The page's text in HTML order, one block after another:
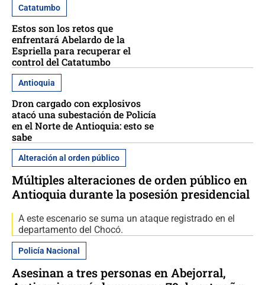
Catatumbo
Estos son los retos que
enfrentará Abelardo de la
Espriella para recuperar el
control del Catatumbo
Antioquia
Dron cargado con explosivos
atacó una subestación de Policía
en el Norte de Antioquia: esto se
sabe
Alteración al orden público
Múltiples alteraciones de orden público en
Antioquia durante la posesión presidencial
A este escenario se suma un ataque registrado en el
departamento del Chocó.
Policía Nacional
Asesinan a tres personas en Abejorral,